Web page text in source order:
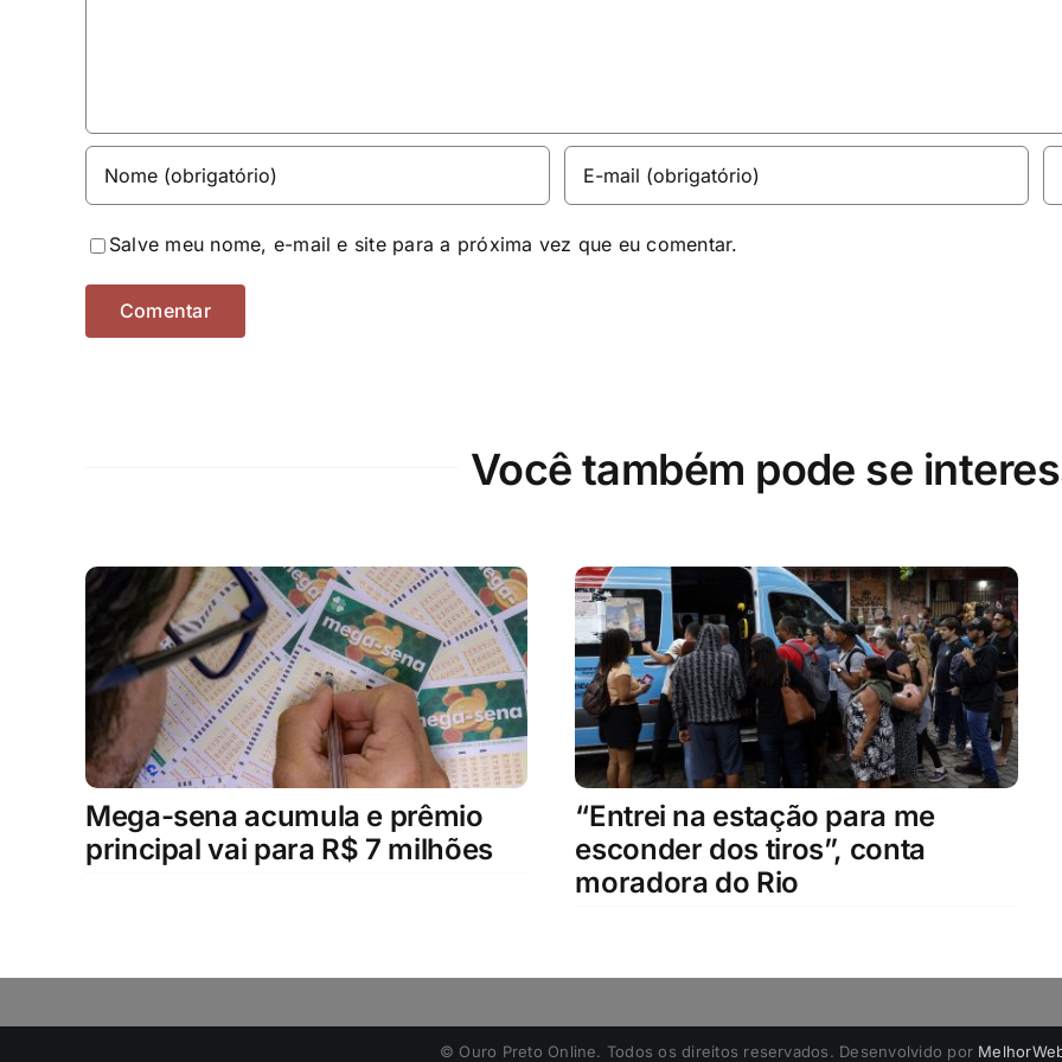
Salve meu nome, e-mail e site para a próxima vez que eu comentar.
Você também pode se
Mega-sena acumula e prêmio
principal vai para R$ 7 milhões
“Entrei na estação para me
esconder dos tiros”, conta
moradora do Rio
©️ Ouro Preto Online. Todos os direitos reservados. Desenvolvido por